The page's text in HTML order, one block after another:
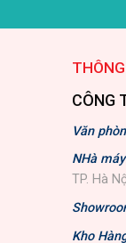
CÔNG
Văn
NHà
TP. Hà
Kho